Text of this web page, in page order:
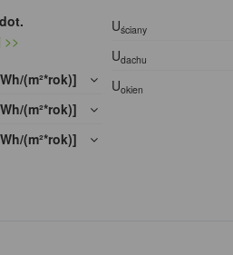
>>
(m²*rok)]
(m²*rok)]
(m²*rok)]
Uściany
Udachu
Uokien